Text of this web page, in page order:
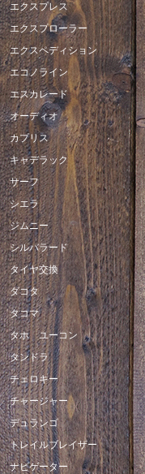
エクスプレス
エクスプローラー
エクスペディション
エコノライン
エスカレード
オーディオ
カプリス
キャデラック
サーフ
シエラ
ジムニー
シルバラード
タイヤ交換
ダコタ
タコマ
タホ ユーコン
タンドラ
チェロキー
チャージャー
デュランゴ
トレイルブレイザー
ナビゲーター